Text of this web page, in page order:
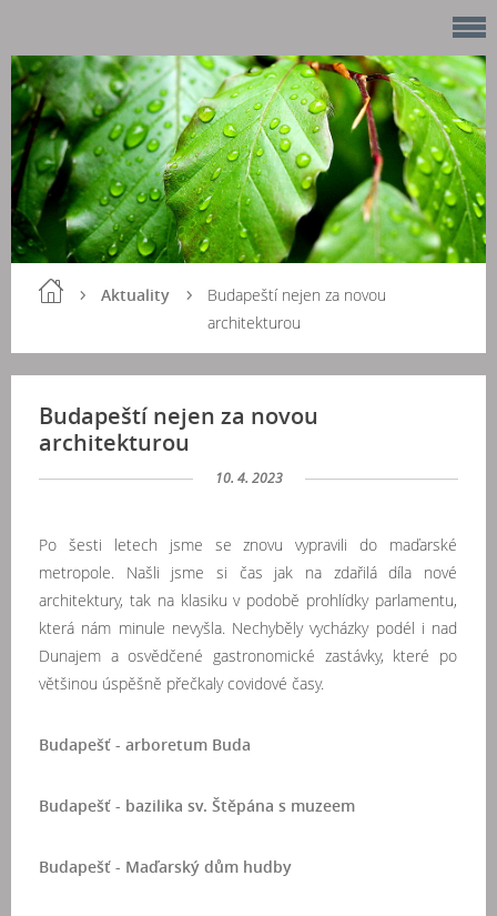
Aktuality
Budapeští nejen za novou
architekturou
Budapeští nejen za novou
architekturou
10. 4. 2023
Po šesti letech jsme se znovu vypravili do maďarské
metropole. Našli jsme si čas jak na zdařilá díla nové
architektury, tak na klasiku v podobě prohlídky parlamentu,
která nám minule nevyšla. Nechybělyvycházky podél i nad
Dunajem aosvědčené gastronomické zastávky, které po
většinou úspěšně přečkaly covidové časy.
Budapešť - arboretum Buda
Budapešť - bazilika sv. Štěpána s muzeem
Budapešť - Maďarský dům hudby